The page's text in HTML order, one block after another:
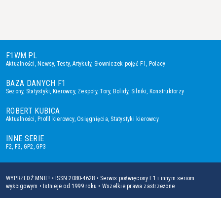
F1WM.PL
Aktualności ,Newsy, Testy, Artykuły, Słowniczek pojęć F1 Polacy
BAZA DANYCH F1
Sezony, Statystyki Kierowcy, Zespoły,Tory, Bolidy, Silniki Konstruktorzy
ROBERT KUBICA
Aktualności ,Profil kierowcy,Osiągnięcia Statystyki kierowcy
INNE SERIE
F2 F3 GP2 ,GP3
WYPRZEDŹ MNIE! • ISSN 2080-4628 • Serwis poświęcony F1 i innym seriom
wyścigowym • Istnieje od 1999 roku • Wszelkie prawa zastrzeżone